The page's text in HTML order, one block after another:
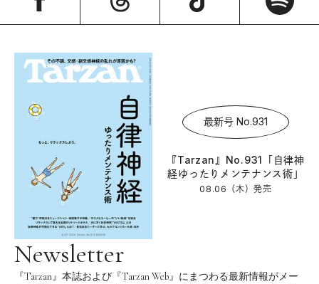
最新号 No.931
『Tarzan』No.931「自律神
経ゆったりメンテナンス術」
08.06（木）発売
Newsletter
『Tarzan』本誌および『Tarzan Web』にまつわる最新情報がメー